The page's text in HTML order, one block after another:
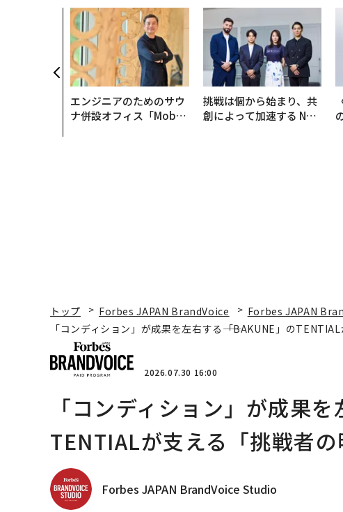
エンジニアのためのサウ
ナ併設オフィス「Mobiu
挑戦は個から始まり、共
創によって加速する NOR
トップ Forbes JAPAN BrandVoice
Forbes JAPAN
「コンディション」が成果を左右する――「BAKUNE」の
2026.07.30 16:00
「コンディション」が成果を
TENTIALが支える「挑戦者の
Forbes JAPAN BrandVoice Studio